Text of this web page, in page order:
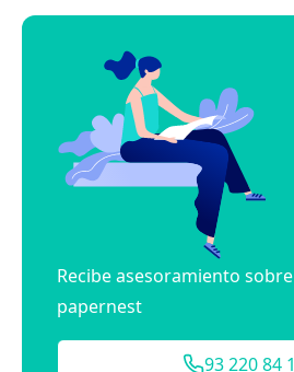
Recibe asesoramiento
papernest
93 220 84